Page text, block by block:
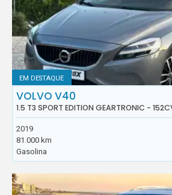
EM DESTAQUE
VOLVO V40
1.5 T3 SPORT EDITION GEARTRONIC -
2019
81.000 km
Gasolina